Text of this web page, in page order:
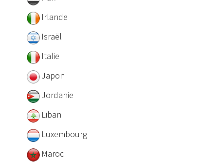
Irlande
Israël
Italie
Japon
Jordanie
Liban
Luxembourg
Maroc